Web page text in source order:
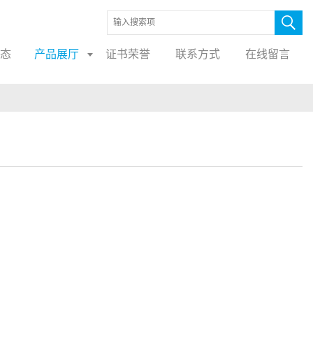
产品展厅 证书荣誉 联系方式 在线留言